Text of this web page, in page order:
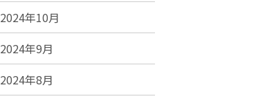
2024年10月
2024年9月
2024年8月